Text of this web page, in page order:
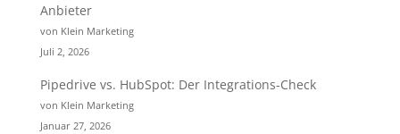
Anbieter
von Klein Marketing
Juli 2, 2026
Pipedrive vs. HubSpot: Der Integrations-Check
von Klein Marketing
Januar 27, 2026